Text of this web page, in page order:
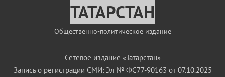
ТАТАРСТАН
Общественно-политическое издание
Сетевое издание «Татарстан»
Запись о регистрации СМИ: Эл № ФС77-90163 от 07.10.2025